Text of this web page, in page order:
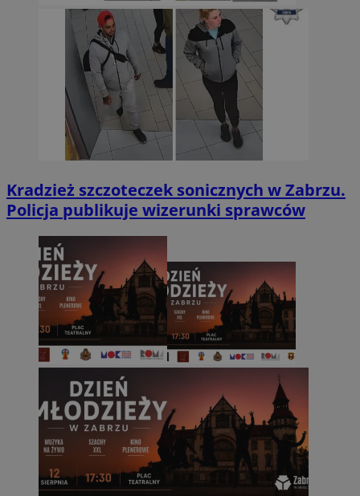
Kradzież szczoteczek sonicznych w Zabrzu.
Policja publikuje wizerunki sprawców